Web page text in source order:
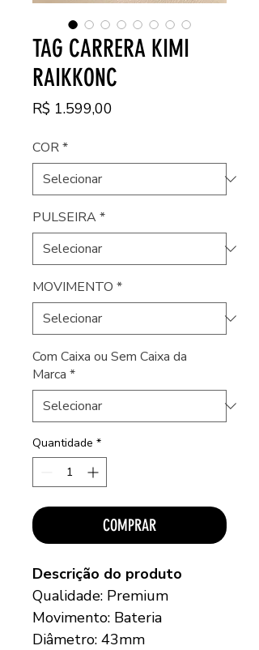
TAG CARRERA KIMI
RAIKKONC
R$ 1.599,00
COR*
PULSEIRA*
MOVIMENTO *
Com Caixa ou Sem Caixa da
Marca *
Quantidade *
COMPRAR
Descrição do produto
Qualidade: Premium
Movimento: Bateria
Diâmetro: 43mm